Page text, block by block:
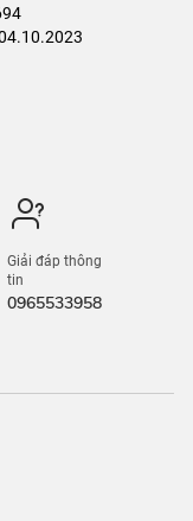
Giải đáp thông
tin
0965533958